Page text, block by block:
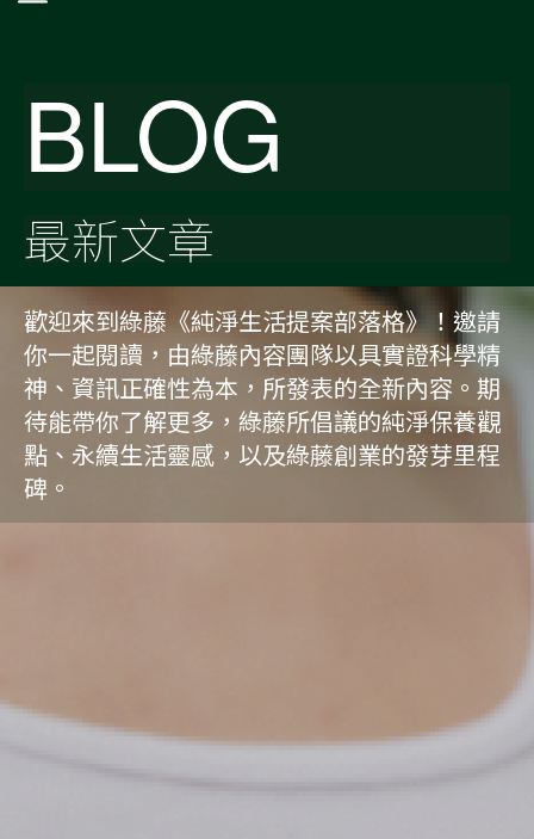
BLOG
最新文章
歡迎來到綠藤《純淨生活提案部落格》！邀請
你一起閱讀，由綠藤內容團隊以具實證科學精
神、資訊正確性為本，所發表的全新內容。期
待能帶你了解更多，綠藤所倡議的純淨保養觀
點、永續生活靈感，以及綠藤創業的發芽里程
碑。